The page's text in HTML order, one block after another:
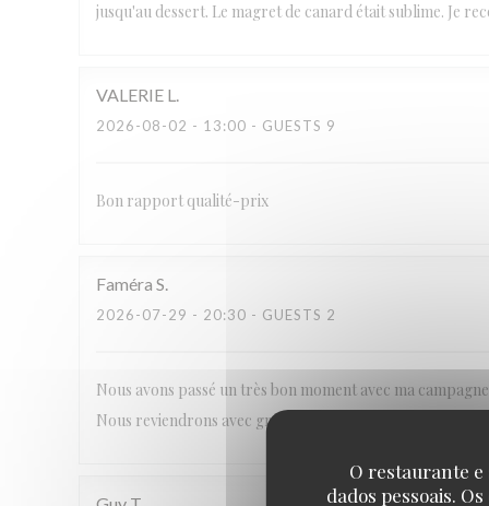
O restaurante e
dados pessoais.
jusqu'au dessert. Le magret de canard était sublime. Je
VALERIE L
2026-08-02 - 13:00 - GUESTS 9
Bon rapport qualité-prix
Faméra S
2026-07-29 - 20:30 - GUESTS 2
Nous avons passé un très bon moment avec ma
Nous reviendrons avec grand plaisir. Merci